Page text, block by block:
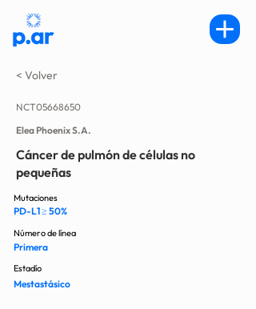
< Volver
NCT05668650
Elea Phoenix S.A.
Cáncer de pulmón de células no
pequeñas
PD-L1 ≥ 50%
Mutaciones
Primera
Número de línea
Mestastásico
Estadío